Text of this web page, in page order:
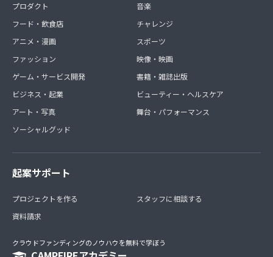
プロダクト
フード・飲食店
アニメ・漫画
ファッション
ゲーム・サービス開発
ビジネス・起業
アート・写真
ソーシャルグッド
音楽
チャレンジ
スポーツ
映像・映画
書籍・雑誌出版
ビューティー・ヘルスケア
舞台・パフォーマンス
起案サポート
プロジェクトを作る
資料請求
スタッフに相談する
クラウドファンディングのノウハウを無料で学ぼう